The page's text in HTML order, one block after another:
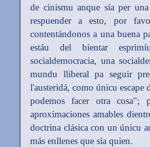
de cinismu anque sía per
respuender a esto, por
contentándonos a una buena
estáu del bientar
socialdemocracia, una
mundu lliberal pa seguir
l'austeridá, como únicu
podemos facer otra
aproximaciones amables
doctrina clásica con un únicu
más enllenes que sía quien.